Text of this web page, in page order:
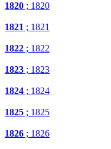
1820 ; 1820
1821 ; 1821
1822 ; 1822
1823 ; 1823
1824 ; 1824
1825 ; 1825
1826 ; 1826